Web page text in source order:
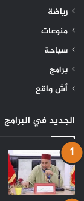
رياضة
منوعات
سياحة
برامج
أش واقع
الجديد في البرامج